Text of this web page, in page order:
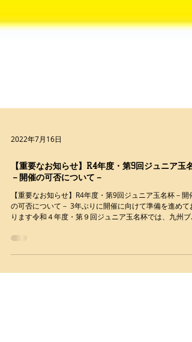
2022年7月16日
【重要なお知らせ】R4年度・第9回ジュニア玉名
－開催の可否について－
【重要なお知らせ】R4年度・第9回ジュニア玉名杯－開催
ります令和４年度・第９回ジュニア玉名杯では、九州ブ
ックとしては久々の大会実施となっており、各クラブか